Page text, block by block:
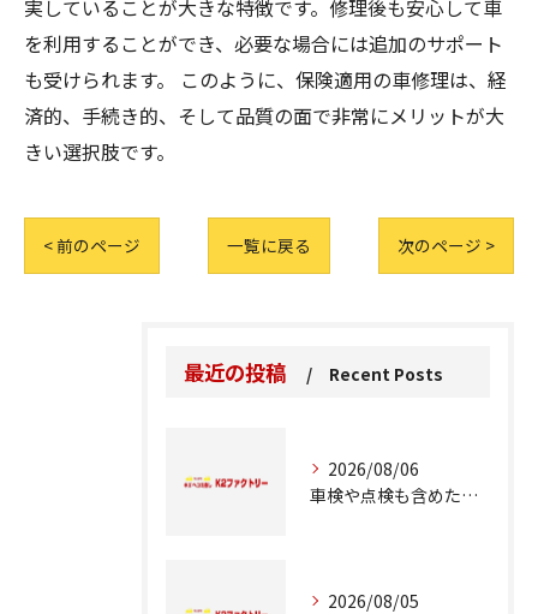
実していることが大きな特徴です。修理後も安心して車
を利用することができ、必要な場合には追加のサポート
も受けられます。 このように、保険適用の車修理は、経
済的、手続き的、そして品質の面で非常にメリットが大
きい選択肢です。
< 前のページ 一覧に戻る 次のページ >
最近の投稿 Recent Posts
2026/08/06
車検や点検も含めた車修理の重要ポイント解説
2026/08/05